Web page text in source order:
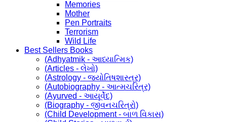
Memories
Mother
Pen Portraits
Terrorism
Wild Life
Best Sellers Books
(Adhyatmik - આધ્યાત્મિક)
(Articles - લેખો)
(Astrology - જ્યોતિષશાસ્ત્ર)
(Autobiography - આત્મચરિત્ર)
(Ayurved - આયૂર્વેદ)
(Biography - જીવનચરિત્રો)
(Child Development - બાળ વિકાસ)